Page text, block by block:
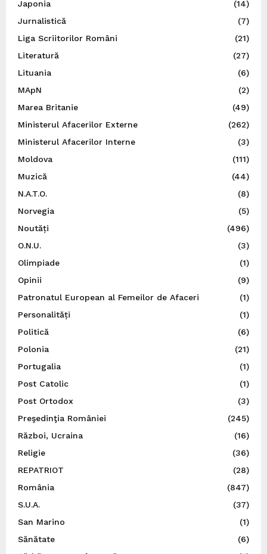
Japonia
(14)
Jurnalistică
(7)
Liga Scriitorilor Români
(21)
Literatură
(27)
Lituania
(6)
MApN
(2)
Marea Britanie
(49)
Ministerul Afacerilor Externe
(262)
Ministerul Afacerilor Interne
(3)
Moldova
(111)
Muzică
(44)
N.A.T.O.
(8)
Norvegia
(5)
Noutăți
(496)
O.N.U.
(3)
Olimpiade
(1)
Opinii
(9)
Patronatul European al Femeilor de Afaceri
(1)
Personalități
(1)
Politică
(6)
Polonia
(21)
Portugalia
(1)
Post Catolic
(1)
Post Ortodox
(3)
Preşedinţia României
(245)
Război, Ucraina
(16)
Religie
(36)
REPATRIOT
(28)
România
(847)
S.U.A.
(37)
San Marino
(1)
Sănătate
(6)